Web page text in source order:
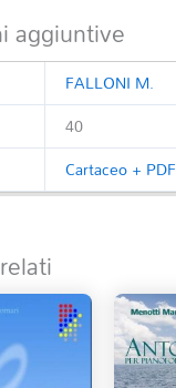
aggiuntive
FALLONI M.
40
Cartaceo + PDF